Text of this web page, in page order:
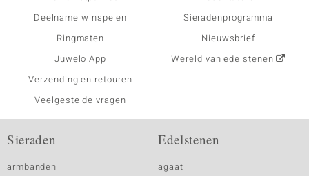
Deelname winspelen
Ringmaten
Juwelo App
Verzending en retouren
Veelgestelde vragen
Sieradenprogramma
Nieuwsbrief
Wereld van edelstenen
Sieraden
armbanden
Edelstenen
agaat